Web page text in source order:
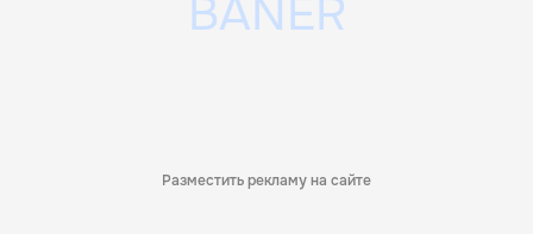
Разместить рекламу на сайте